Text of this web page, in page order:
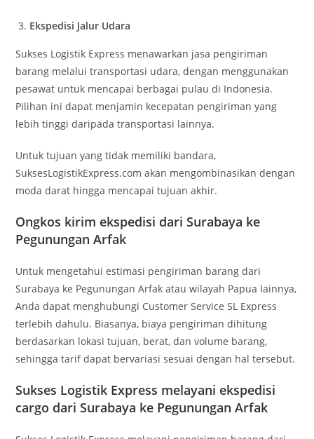
Ekspedisi Jalur Udara
Sukses Logistik Express menawarkan jasa pengiriman
barang melalui transportasi udara, dengan menggunakan
pesawat untuk mencapai berbagai pulau di Indonesia.
Pilihan ini dapat menjamin kecepatan pengiriman yang
lebih tinggi daripada transportasi lainnya.
Untuk tujuan yang tidak memiliki bandara,
SuksesLogistikExpress.com akan mengombinasikan dengan
moda darat hingga mencapai tujuan akhir.
Ongkos kirim ekspedisi dari Surabaya ke
Pegunungan Arfak
Untuk mengetahui estimasi pengiriman barang dari
Surabaya ke Pegunungan Arfak atau wilayah Papua lainnya,
Anda dapat menghubungi Customer Service SL Express
terlebih dahulu. Biasanya, biaya pengiriman dihitung
berdasarkan lokasi tujuan, berat, dan volume barang,
sehingga tarif dapat bervariasi sesuai dengan hal tersebut.
Sukses Logistik Express melayani ekspedisi
cargo dari Surabaya ke Pegunungan Arfak